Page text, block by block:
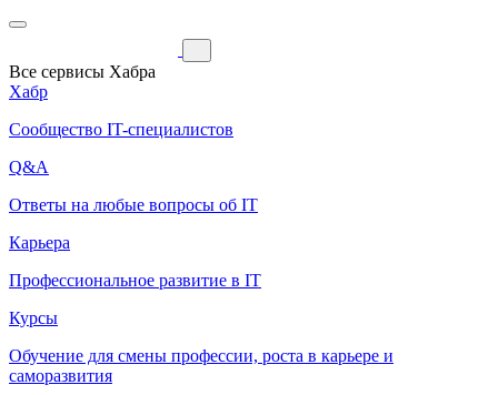
Все сервисы Хабра
Хабр
Сообщество IT-специалистов
Q&A
Ответы на любые вопросы об IT
Карьера
Профессиональное развитие в IT
Курсы
Обучение для смены профессии, роста в карьере и
саморазвития